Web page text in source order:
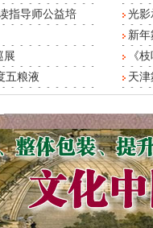
指导师公益培
展
五粮液
光
新
《
天